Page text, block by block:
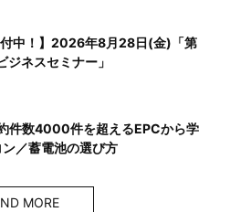
付中！】2026年8月28日(金)「第
ジネスセミナー」
件数4000件を超えるEPCから学
／蓄電池の選び方
MORE